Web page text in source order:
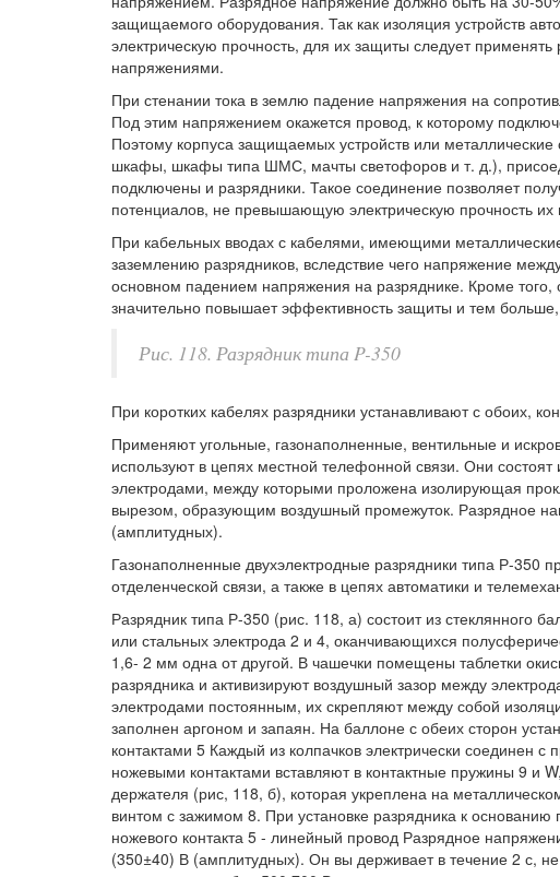
защищаемого оборудования. Так как изоляция устройств
электрическую прочность, для их защиты следует
напряжениями.
При стенании тока в землю падение напряжения на
Под этим напряжением окажется провод, к которому
Поэтому корпуса защищаемых устройств или
шкафы, шкафы типа ШМС, мачты светофоров и т. д.),
подключены и разрядники. Такое соединение позволяет
потенциалов, не превышающую электрическую прочность их
При кабельных вводах с кабелями, имеющими
заземлению разрядников, вследствие чего напряжение
основном падением напряжения на разряднике. Кроме
значительно повышает эффективность защиты и тем
Рис. 118. Разрядник типа P-350
При коротких кабелях разрядники устанавливают с обоих,
Применяют угольные, газонаполненные, вентильные и
используют в цепях местной телефонной связи. Они
электродами, между которыми проложена изолирующая
вырезом, образующим воздушный промежуток. Разрядное
(амплитудных).
Газонаполненные двухэлектродные разрядники типа Р-350
отделенческой связи, а также в цепях автоматики и
Разрядник типа Р-350 (рис. 118, а) состоит из стеклянного
или стальных электрода 2 и 4, оканчивающихся
1,6- 2 мм одна от другой. В чашечки помещены таблетки
разрядника и активизируют воздушный зазор между
электродами постоянным, их скрепляют между собой
заполнен аргоном и запаян. На баллоне с обеих сторон
контактами 5 Каждый из колпачков электрически соединен
ножевыми контактами вставляют в контактные пружины 9 и
держателя (рис, 118, б), которая укреплена на
винтом с зажимом 8. При установке разрядника к
ножевого контакта 5 - линейный провод Разрядное
(350±40) В (амплитудных). Он вы держивает в течение 2 с,